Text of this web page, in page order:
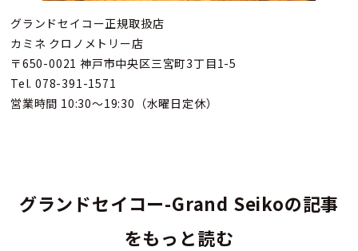
グランドセイコー正規取扱店
カミネ クロノメトリー店
〒650-0021 神戸市中央区三宮町3丁目1-5
Tel. 078-391-1571
営業時間 10:30～19:30（水曜日定休）
グランドセイコー-Grand Seikoの記事
をもっと読む